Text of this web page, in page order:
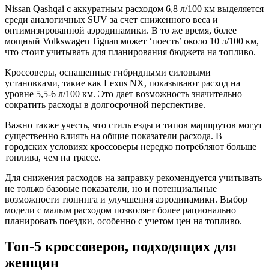
Nissan Qashqai с аккуратным расходом 6,8 л/100 км выделяется
среди аналогичных SUV за счет сниженного веса и
оптимизированной аэродинамики. В то же время, более
мощный Volkswagen Tiguan может ‘поесть’ около 10 л/100 км,
что стоит учитывать для планирования бюджета на топливо.
Кроссоверы, оснащенные гибридными силовыми
установками, такие как Lexus NX, показывают расход на
уровне 5,5-6 л/100 км. Это дает возможность значительно
сократить расходы в долгосрочной перспективе.
Важно также учесть, что стиль езды и типов маршрутов могут
существенно влиять на общие показатели расхода. В
городских условиях кроссоверы нередко потребляют больше
топлива, чем на трассе.
Для снижения расходов на заправку рекомендуется учитывать
не только базовые показатели, но и потенциальные
возможности тюнинга и улучшения аэродинамики. Выбор
модели с малым расходом позволяет более рационально
планировать поездки, особенно с учетом цен на топливо.
Топ-5 кроссоверов, подходящих для
женщин